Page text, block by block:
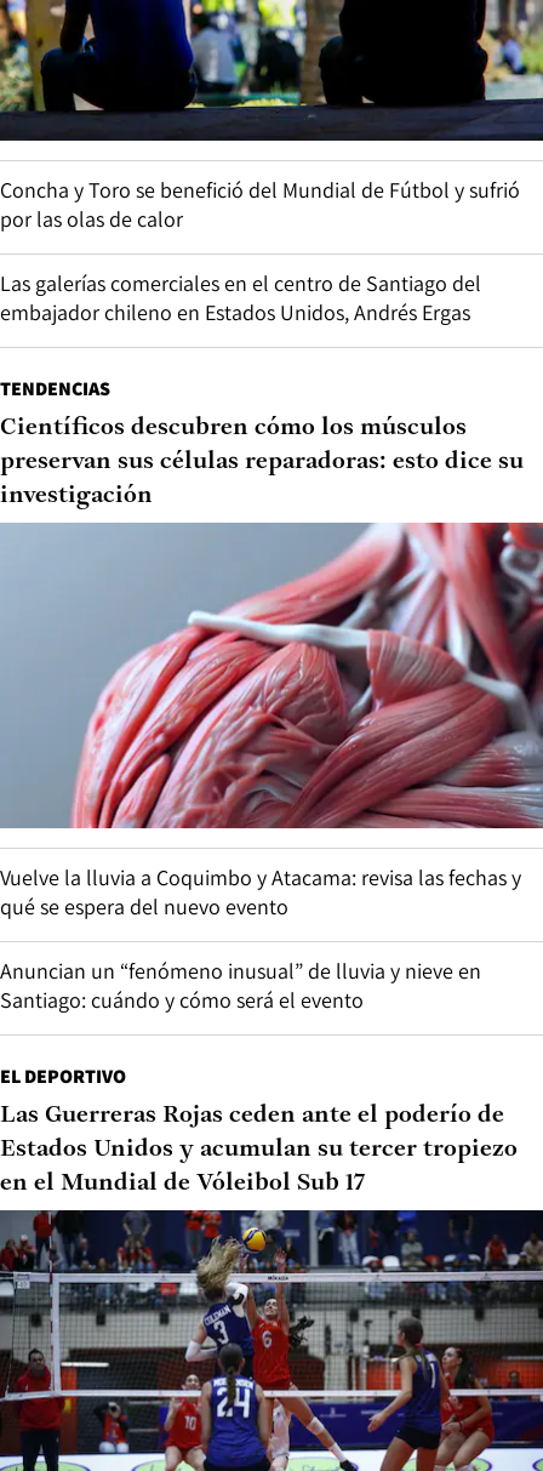
Concha y Toro se benefició del Mundial de Fútbol y sufrió
por las olas de calor
Las galerías comerciales en el centro de Santiago del
embajador chileno en Estados Unidos, Andrés Ergas
TENDENCIAS
Científicos descubren cómo los músculos
preservan sus células reparadoras: esto dice su
investigación
Vuelve la lluvia a Coquimbo y Atacama: revisa las fechas y
qué se espera del nuevo evento
Anuncian un “fenómeno inusual” de lluvia y nieve en
Santiago: cuándo y cómo será el evento
EL DEPORTIVO
Las Guerreras Rojas ceden ante el poderío de
Estados Unidos y acumulan su tercer tropiezo
en el Mundial de Vóleibol Sub 17